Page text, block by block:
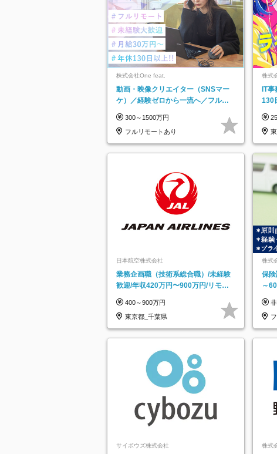
株式会社One feat.
動画・映像クリエイター（SNSマー
ケ）／経験ゼロから一流へ／フルリ
日以上
300～1500万円
フルリモートあり
株式
IT事
130
県
日本航空株式会社
業務企画職（技術系総合職）/未経験
歓迎/年収420万円〜900万円/リモー
400～900万円
東京都_千葉県
株式
保
～
託
サイボウズ株式会社
株式